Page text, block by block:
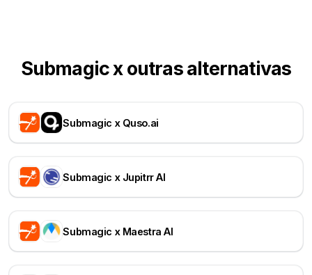
Submagic x outras alternativas
Submagic x Quso.ai
Submagic x Jupitrr AI
Submagic x Maestra AI